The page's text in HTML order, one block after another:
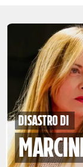
disastro di